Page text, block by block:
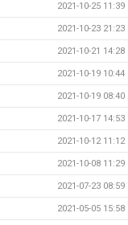
2021-10-25 11:39
2021-10-23 21:23
2021-10-21 14:28
2021-10-19 10:44
2021-10-19 08:40
2021-10-17 14:53
2021-10-12 11:12
2021-10-08 11:29
2021-07-23 08:59
2021-05-05 15:58